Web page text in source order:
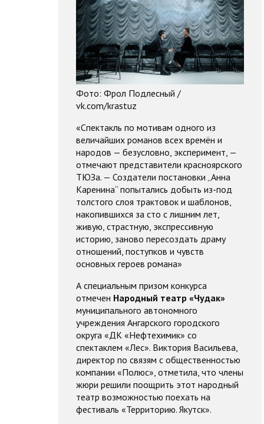
Фото: Фрол Подлесный /
vk.com/krastuz
«Спектакль по мотивам одного из
величайших романов всех времён и
народов — безусловно, эксперимент, —
отмечают представители красноярского
ТЮЗа. — Создатели постановки „Анна
Каренина“ попытались добыть из-под
толстого слоя трактовок и шаблонов,
накопившихся за сто с лишним лет,
живую, страстную, экспрессивную
историю, заново пересоздать драму
отношений, поступков и чувств
основных героев романа»
А специальным призом конкурса
отмечен Народный театр «Чудак»
муниципального автономного
учреждения Ангарского городского
округа «ДК «Нефтехимик» со
спектаклем «Лес». Виктория Васильева,
директор по связям с общественностью
компании «Полюс», отметила, что члены
жюри решили поощрить этот народный
театр возможностью поехать на
фестиваль «Территорию. Якутск».